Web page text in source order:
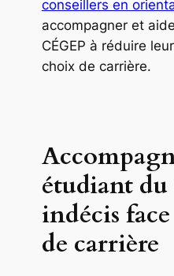
conseillers en
accompagner et
CÉGEP à réduire
choix de carrière.
étudiant du
indécis
de carrière